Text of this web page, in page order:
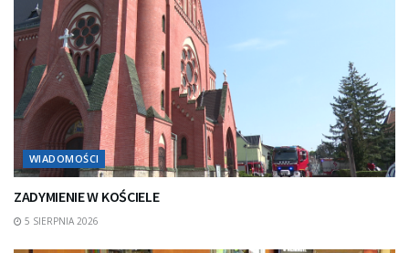
WIADOMOŚCI
ZADYMIENIE W KOŚCIELE
5 SIERPNIA 2026